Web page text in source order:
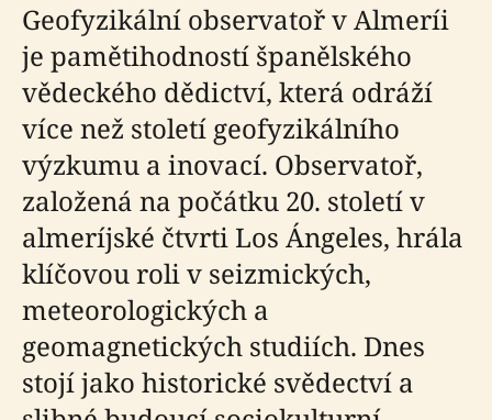
Geofyzikální observatoř v Almeríi
je pamětihodností španělského
vědeckého dědictví, která odráží
více než století geofyzikálního
výzkumu a inovací. Observatoř,
založená na počátku 20. století v
almeríjské čtvrti Los Ángeles, hrála
klíčovou roli v seizmických,
meteorologických a
geomagnetických studiích. Dnes
stojí jako historické svědectví a